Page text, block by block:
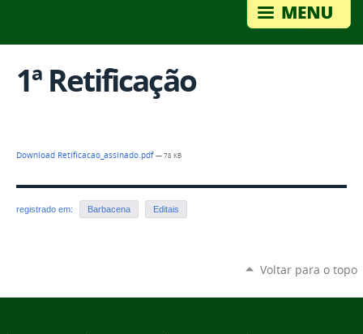
1ª Retificação
Download Retificacao_assinado.pdf— 78 KB
registrado em: Barbacena Editais
Voltar para o topo